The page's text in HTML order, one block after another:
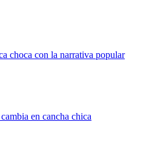
choca con la narrativa popular
en cancha chica